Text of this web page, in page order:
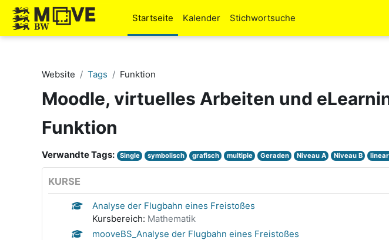
Zum Hauptinhalt
Startseite
Kalender Stichwortsuche
Website Tags Funktion
Moodle, virtuelles Arbeiten und
Funktion
Verwandte Tags: Single symbolisch grafisch multiple Geraden Niveau A Niveau B
KURSE
Analyse der Flugbahn eines Freistoßes
Kursbereich: Mathematik
mooveBS_Analyse der Flugbahn eines Freistoßes